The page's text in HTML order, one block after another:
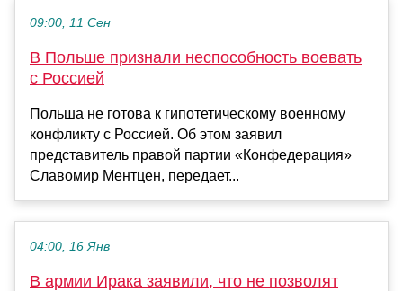
09:00, 11 Сен
В Польше признали неспособность воевать
с Россией
Польша не готова к гипотетическому военному
конфликту с Россией. Об этом заявил
представитель правой партии «Конфедерация»
Славомир Ментцен, передает...
04:00, 16 Янв
В армии Ирака заявили, что не позволят